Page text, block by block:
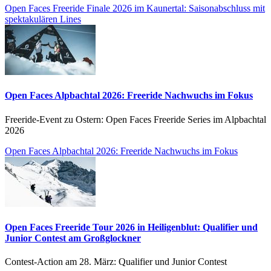
Open Faces Freeride Finale 2026 im Kaunertal: Saisonabschluss mit
spektakulären Lines
Open Faces Alpbachtal 2026: Freeride Nachwuchs im Fokus
Freeride-Event zu Ostern: Open Faces Freeride Series im Alpbachtal
2026
Open Faces Alpbachtal 2026: Freeride Nachwuchs im Fokus
Open Faces Freeride Tour 2026 in Heiligenblut: Qualifier und
Junior Contest am Großglockner
Contest-Action am 28. März: Qualifier und Junior Contest